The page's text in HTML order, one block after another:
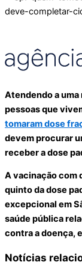
Atendendo a
pessoas que
tomaram dose
devem procurar
receber a dose
A vacinação com
quinto da dose
excepcional em
saúde pública
contra a doença,
Notícias